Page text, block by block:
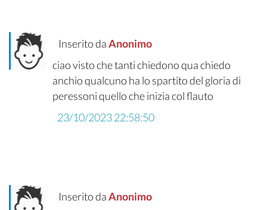
Inserito daAnonimo
ciao visto che tanti chiedono qua chiedo
anchio qualcuno ha lo spartito del gloria di
peressoni quello che inizia col flauto
23/10/2023 22:58:50
Inserito daAnonimo